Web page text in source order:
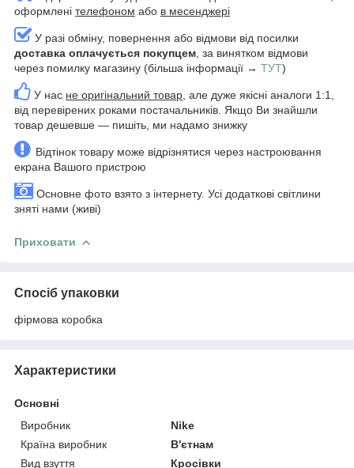
оформлені телефоном або в месенджері
У разі обміну, повернення або відмови від посилки
доставка оплачується покупцем , за винятком відмови
через помилку магазину (більша інформації → ТУТ)
У нас не оригінальний товар , але дуже якісні аналоги 1:1,
від перевірених роками постачальників. Якщо Ви знайшли
товар дешевше — пишіть, ми надамо знижку
Відтінок товару може відрізнятися через настроювання
екрана Вашого пристрою
Основне фото взято з інтернету. Усі додаткові світлини
зняті нами (живі)
Приховати
Спосіб упаковки
фірмова коробка
Характеристики
Основні
Виробник
Nike
Країна виробник
В'єтнам
Вид взуття
Кросівки